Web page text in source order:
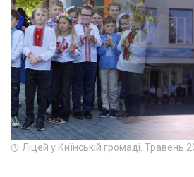
Ліцей у Киїнській громаді. Травень